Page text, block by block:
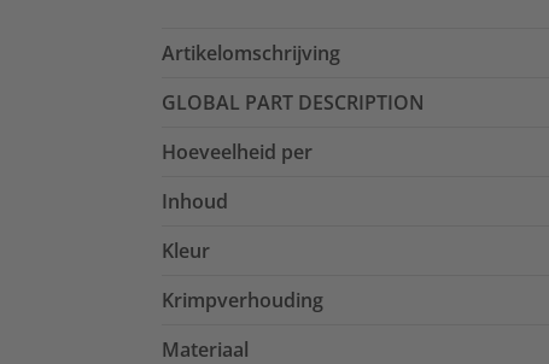
Artikelomschrijving
GLOBAL PART DESCRIPTION
Hoeveelheid per
Inhoud
Kleur
Krimpverhouding
Materiaal